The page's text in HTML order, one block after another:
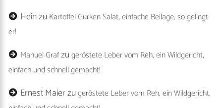
Heinzu Kartoffel Gurken Salat, einfache Beilage, so gelingt
er!
Manuel Grafzugeröstete Leber vom Reh, ein Wildgericht,
einfach und schnell gemacht!
Ernest Maierzugeröstete Leber vom Reh, ein Wildgericht,